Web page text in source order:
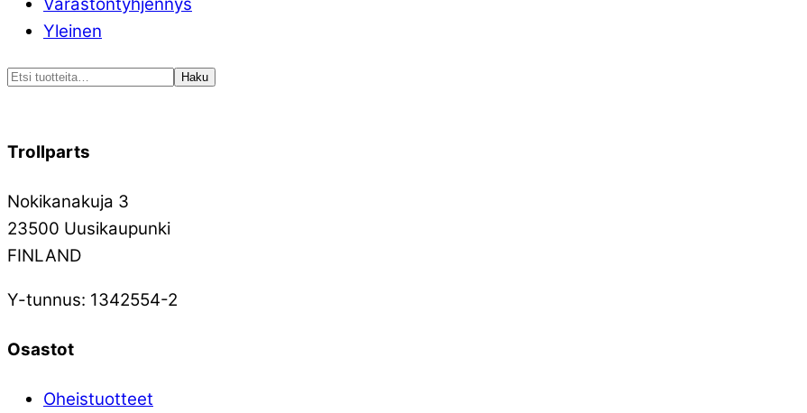
Varastontyhjennys
Yleinen
Etsi: Haku
Trollparts
Nokikanakuja 3
23500 Uusikaupunki
FINLAND
Y-tunnus: 1342554-2
Osastot
Oheistuotteet